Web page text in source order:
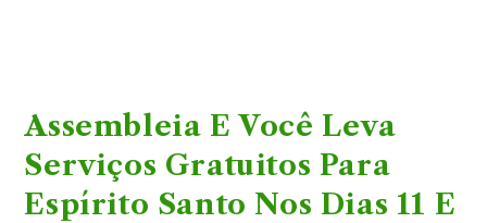
Assembleia E Você Leva
Serviços Gratuitos Para
Espírito Santo Nos Dias 11 E